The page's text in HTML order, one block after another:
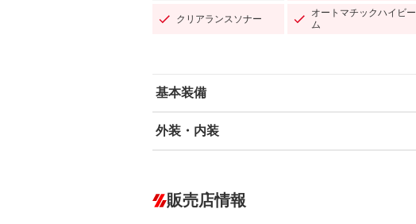
クリアランスソナー
オートマチックハイビー
ム
基本装備
エアバッグ：運転席/助手席/サイド
－ ダウンヒルアシストコントロール
外装・内装
－ オーディオ
販売店情報